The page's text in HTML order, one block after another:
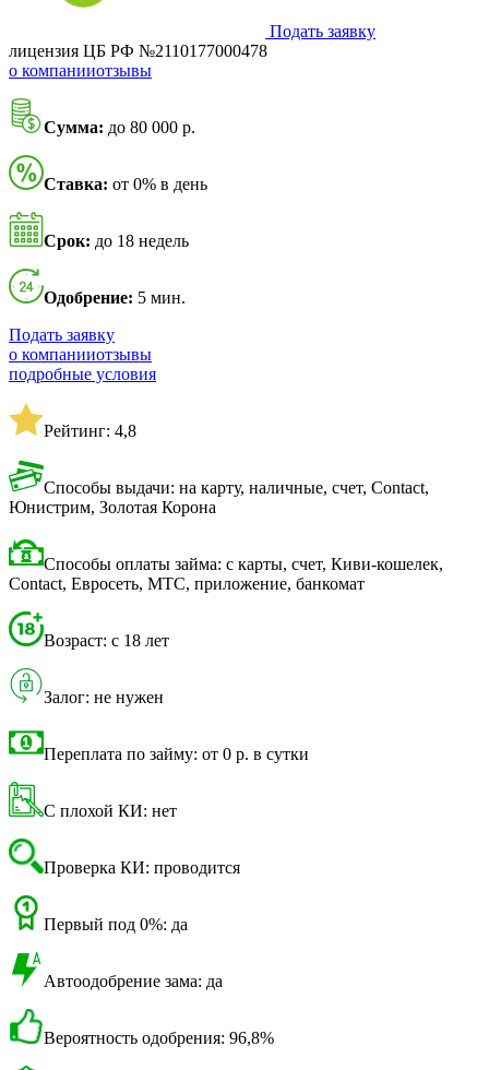
Подать заявку
лицензия ЦБ РФ №2110177000478
о компанииотзывы
Сумма: до 80 000 р.
Ставка: от 0% в день
Срок: до 18 недель
Одобрение: 5 мин.
Подать заявку
о компанииотзывы
подробные условия
Рейтинг: 4,8
Способы выдачи: на карту, наличные, счет, Contact,
Юнистрим, Золотая Корона
Способы оплаты займа: с карты, счет, Киви-кошелек,
Contact, Евросеть, МТС, приложение, банкомат
Возраст: с 18 лет
Залог: не нужен
Переплата по займу: от 0 р. в сутки
С плохой КИ: нет
Проверка КИ: проводится
Первый под 0%: да
Автоодобрение зама: да
Вероятность одобрения: 96,8%